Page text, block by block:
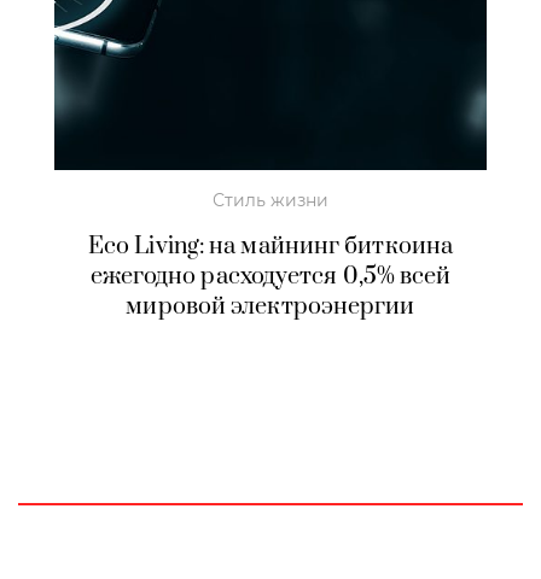
Стиль жизни
Eco Living: на майнинг биткоина
ежегодно расходуется 0,5% всей
мировой электроэнергии